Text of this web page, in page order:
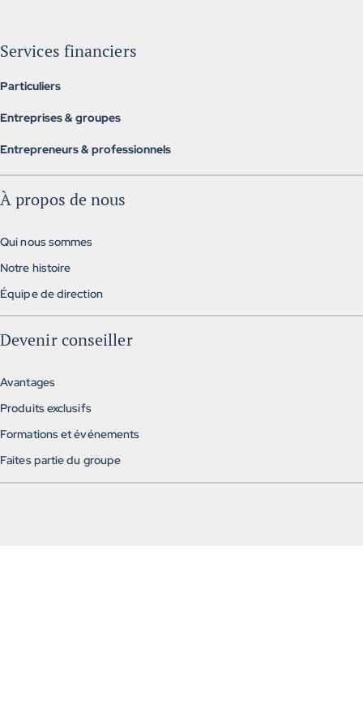
Services financiers
Particuliers
Investissement et retraite
Services hypothécaires
Entreprises & groupes
Assurance collectives alternatives
Régimes de retraite collectifs
Solutions exclusives
Entrepreneurs & professionnels
À propos de nous
Qui nous sommes
Notre histoire
Équipe de direction
Devenir conseiller
Avantages
Produits exclusifs
Formations et événements
Faites partie du groupe